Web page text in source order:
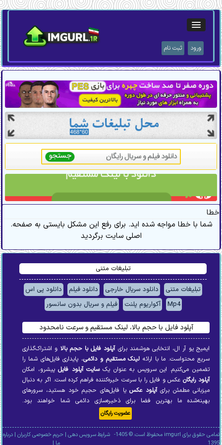
ورود ثبت نام
خطا
.شما با خطا مواجه شده اید. برای رفع این مشکل بایستی به صفحه
اصلی سایت برگردید
تبلیغات متنی
تبلیغات متنی دانلود سریال خارجی دانلود فیلم
دانلود پی اس
Mp4
آکواریوم پلنت فیلم و سریال بدون سانسور
آپلود فایل با حجم بالا، لینک مستقیم و سرعت نامحدود
ایمیج یو آر ال، انتخابی هوشمند برایآپلود فایل با حجم بالا و اشتراک‌گذاری
سریع محتواست. ما با ارائه لینک مستقیم و دائمی، پایداری فایل‌های شما را
تضمین می‌کنیم. این سرویس به عنوان یکسایت آپلود فایلپیشرو، امکان
آپلود رایگانعکس و فایل را با سرعت خیره‌کننده فراهم کرده است. اگر به دنبال
میزبانی مطمئن برایآپلود عکسیا فایل‌های حجیم خود هستید، سرورهای
بهینه‌شده ما بهترین فضا برای ذخیره‌سازی دائمی شما خواهند بود.
عضویت رایگان
تمامی حقوق برای imgurl محفوظ است.© 1405- شرایط سرویس دهی |حریم خصوصی کاربران |درباره